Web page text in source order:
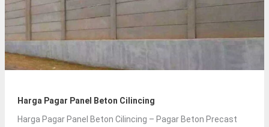
Harga Pagar Panel Beton Cilincing
Harga Pagar Panel Beton Cilincing – Pagar Beton Precast